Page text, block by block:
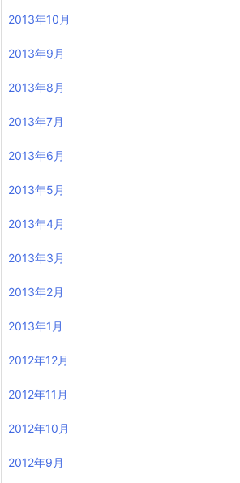
2013年10月
2013年9月
2013年8月
2013年7月
2013年6月
2013年5月
2013年4月
2013年3月
2013年2月
2013年1月
2012年12月
2012年11月
2012年10月
2012年9月